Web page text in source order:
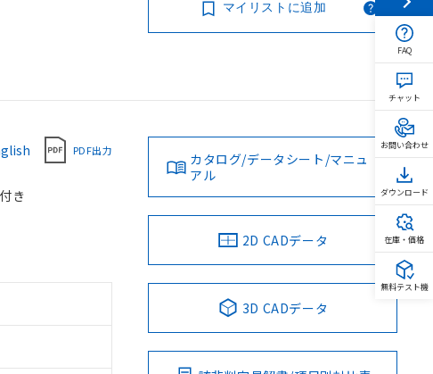
マイリストに追加
PDF出力
き
カタログ/データシート/マニュ
アル
2D CADデータ
3D CADデータ
FAQ
チャット
お問い合わせ
ダウンロード
在庫・価格
無料テスト機